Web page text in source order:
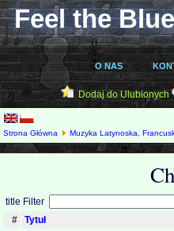
Feel the
O NAS
Dodaj do Ulubionych
Strona Główna Muzyka Latynoska,
title Filter
#
Tytuł